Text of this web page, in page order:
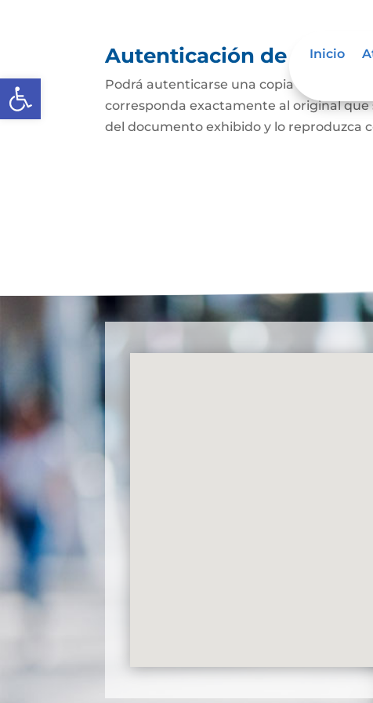
Abrir barra de herramientas
Inicio
Autenticación de Copias
Podrá autenticarse una copia mecánica
corresponda exactamente al original
del documento exhibido y lo reproduzca